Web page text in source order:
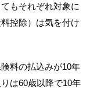
もそれぞれ対象に
控除）は気を付け
料の払込みが10年
は60歳以降で10年